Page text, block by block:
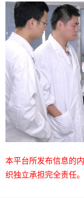
本平台所发布信息的
织独立承担完全责任。